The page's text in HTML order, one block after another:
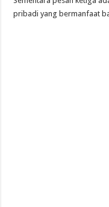
pribadi yang bermanfaat